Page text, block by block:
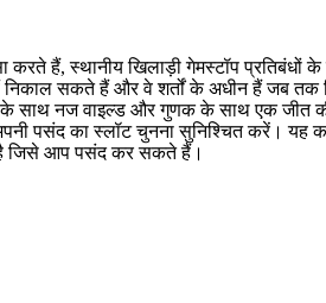
हैं, स्थानीय खिलाड़ी गेमस्टॉप प्रतिबंधों के
सकते हैं और वे शर्तों के अधीन हैं जब तक
नज वाइल्ड और गुणक के साथ एक जीत
पसंद का स्लॉट चुनना सुनिश्चित करें। यह
जिसे आप पसंद कर सकते हैं।